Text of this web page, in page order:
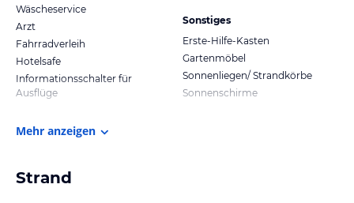
Wäscheservice
Arzt
Fahrradverleih
Hotelsafe
Informationsschalter für
Ausflüge
Sonstiges
Erste-Hilfe-Kasten
Gartenmöbel
Sonnenliegen/ Strandkörbe
Sonnenschirme
Mehr anzeigen
Strand